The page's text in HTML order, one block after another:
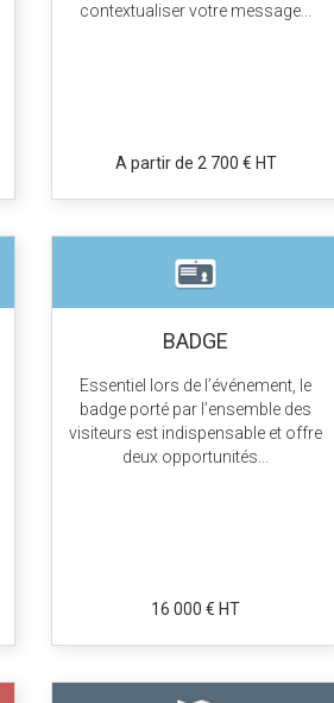
contextualiser votre message...
A partir de 2 700 € HT
BADGE
Essentiel lors de l’événement, le
badge porté par l’ensemble des
visiteurs est indispensable et offre
deux opportunités...
16 000 € HT